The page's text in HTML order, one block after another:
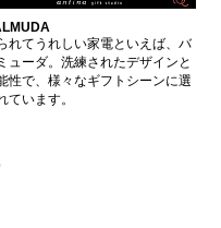
れてうれしい家電といえば、バ
ューダ。洗練されたデザインと
性で、様々なギフトシーンに選
ています。